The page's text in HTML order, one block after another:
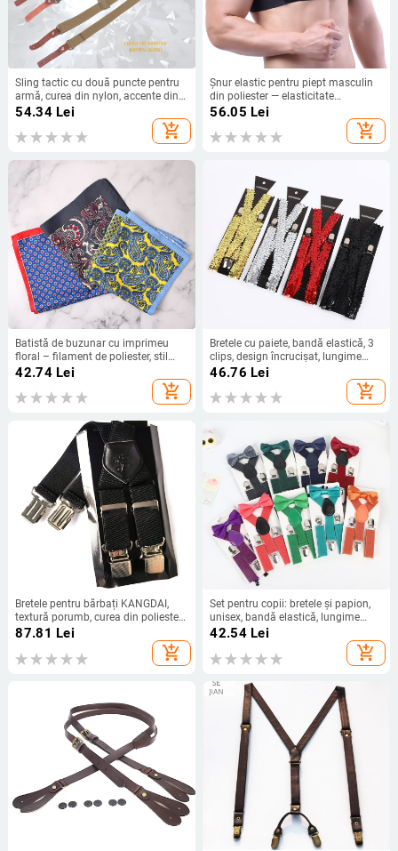
Sling tactic cu două puncte pentru
armă, curea din nylon, accente din
piele de vițel real, 3 clipsuri, lungime
54.34Lei
add_shopping_cart
Șnur elastic pentru piept masculin
din poliester — elasticitate
puternică, lungime nemodificabilă,
pentru adulți, marcă Van Kaz,
personalizare disponibilă
56.05 Lei
add_shopping_cart
Batistă de buzunar cu imprimeu
floral – filament de poliester, stil
leisure, imprimare, primăvara 2024
42.74Lei
add_shopping_cart
Bretele cu paiete, bandă elastică, 3
clips, design încrucișat, lungime
reglabilă, unisex adult
46.76 Lei
add_shopping_cart
Bretele pentru bărbați KANGDAI,
textură porumb, curea din poliester,
X-tip, 4 clips, lungime reglabilă
87.81 Lei
add_shopping_cart
Set pentru copii: bretele și papion,
unisex, bandă elastică, lungime
reglabilă, 3 clipsuri, design
42.54Lei
add_shopping_cart